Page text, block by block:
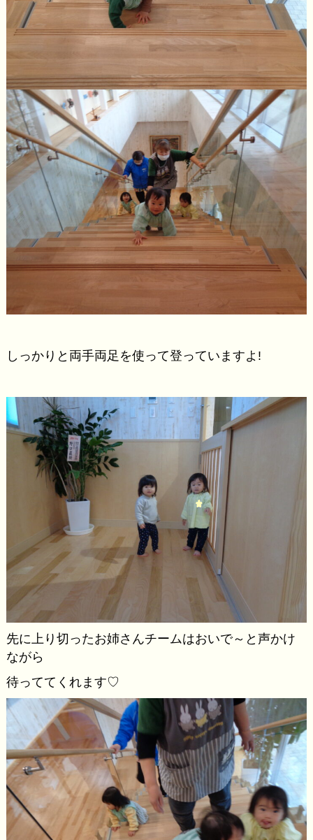
しっかりと両手両足を使って登っていますよ!
先に上り切ったお姉さんチームはおいで～と声かけ
ながら
待っててくれます♡